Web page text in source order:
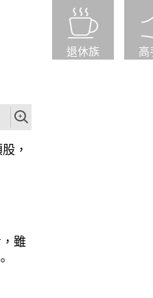
，
雖
退休族 高